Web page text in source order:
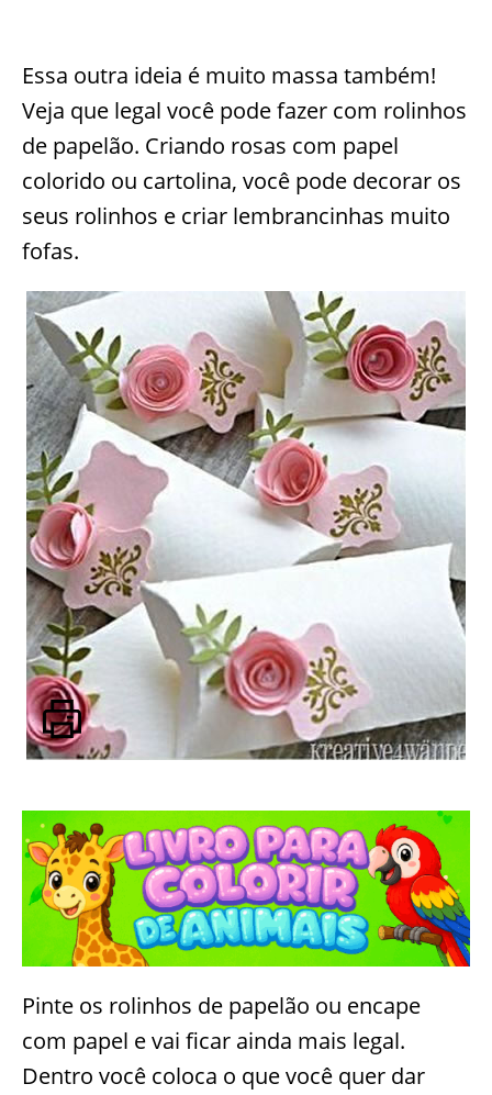
Essa outra ideia é muito massa também!
Veja que legal você pode fazer com rolinhos
de papelão. Criando rosas com papel
colorido ou cartolina, você pode decorar os
seus rolinhos e criar lembrancinhas muito
fofas.
Pinte os rolinhos de papelão ou encape
com papel e vai ficar ainda mais legal.
Dentro você coloca o que você quer dar